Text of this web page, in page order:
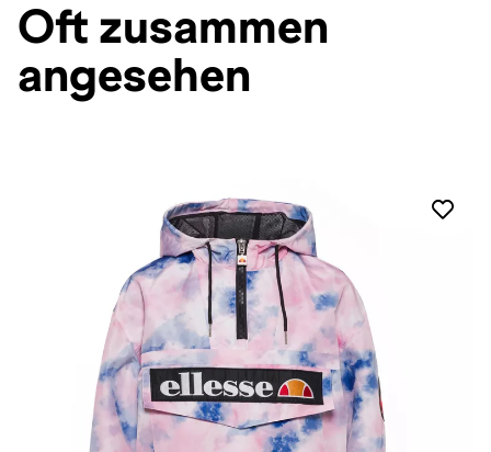
Oft zusammen
angesehen